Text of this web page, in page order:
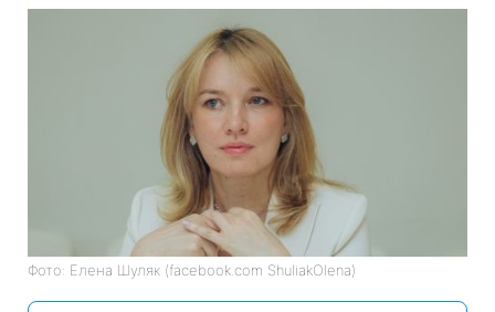
Фото: Елена Шуляк (facebook.com ShuliakOlena)